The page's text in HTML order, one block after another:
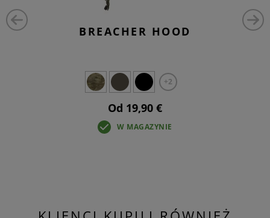
BREACHER HOOD
+2
Od 19,90 €
W MAGAZYNIE